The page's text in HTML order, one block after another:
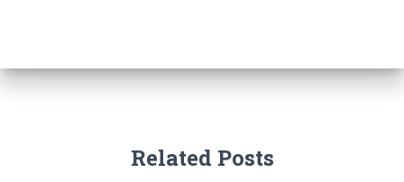
Related Posts